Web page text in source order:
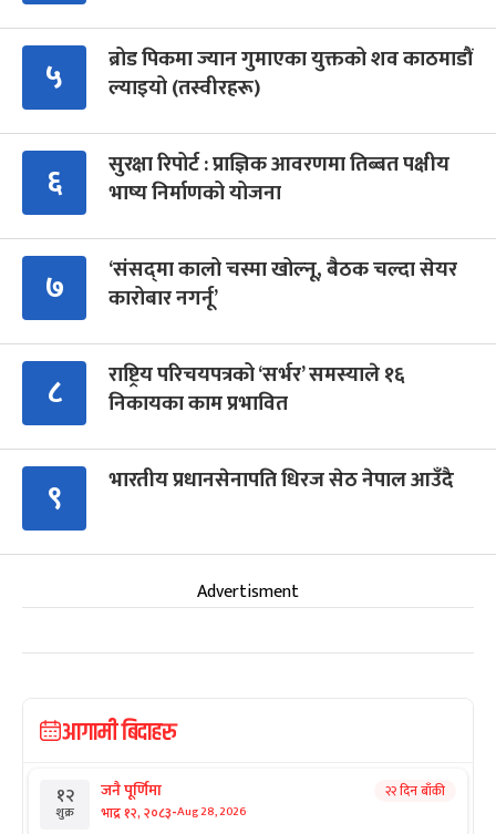
५
ब्रोड पिकमा ज्यान गुमाएका युक्तको शव काठमाडौं
ल्याइयो (तस्वीरहरू)
६
सुरक्षा रिपोर्ट : प्राज्ञिक आवरणमा तिब्बत पक्षीय
भाष्य निर्माणको योजना
७
‘संसद्‍मा कालो चस्मा खोल्नू, बैठक चल्दा सेयर
कारोबार नगर्नू’
८
राष्ट्रिय परिचयपत्रको ‘सर्भर’ समस्याले १६
निकायका काम प्रभावित
९ भारतीय प्रधानसेनापति धिरज सेठ नेपाल आउँदै
Advertisment
आगामी बिदाहरु
१२
शुक्र
जनै पूर्णिमा
भाद्र १२, २०८३-Aug 28, 2026
२२ दिन बाँकी